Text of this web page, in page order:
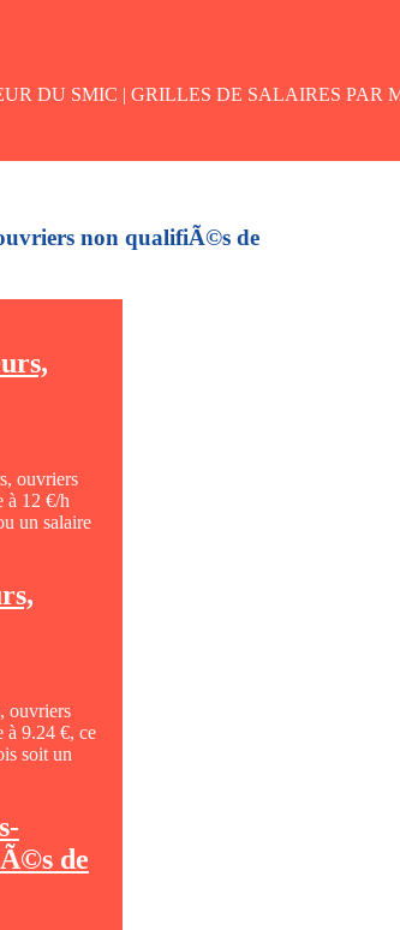
DU SMIC | GRILLES DE SALAIRES PAR
non qualifiÃ©s de
ouvriers
à 12 €/h
un salaire
ouvriers
à 9.24 €, ce
soit un
de